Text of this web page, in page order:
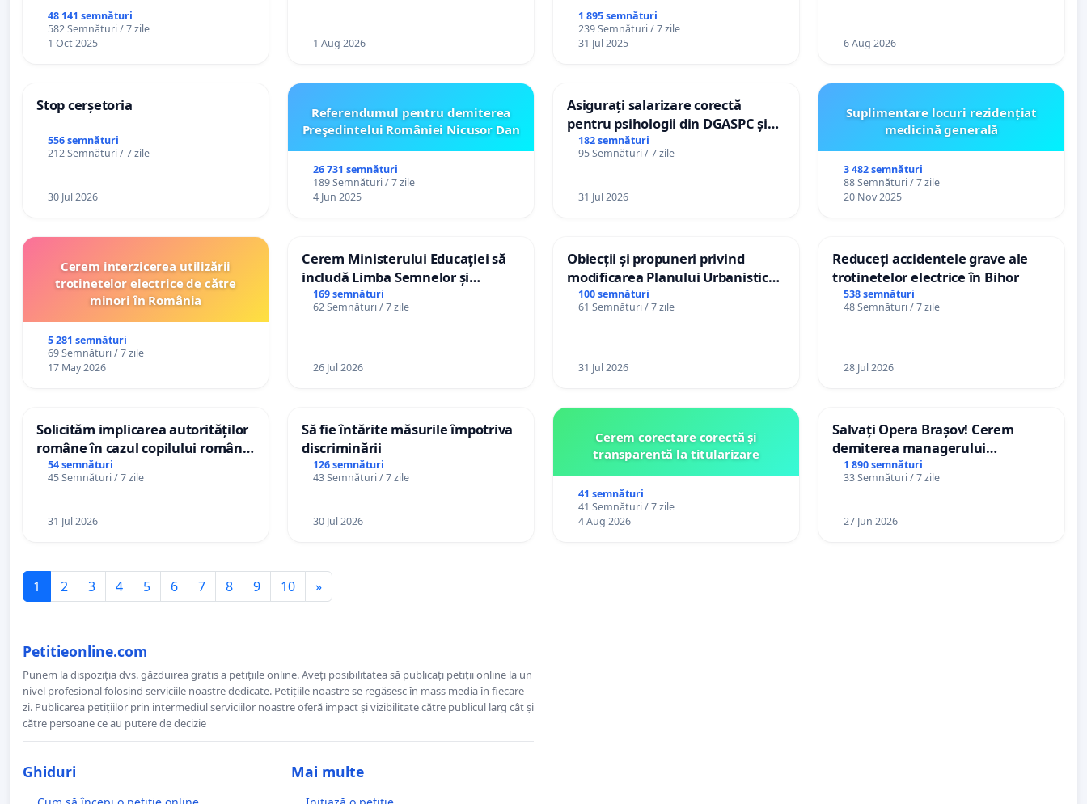
48 141 semnături
582 Semnături / 7 zile
1 Oct 2025
1 Aug 2026
1 895 semnături
239 Semnături / 7 zile
31 Jul 2025
6 Aug 2026
Stop cerșetoria
556 semnături
212 Semnături / 7 zile
30 Jul 2026
Referendumul pentru demiterea
Preşedintelui României Nicusor Dan
26 731 semnături
189 Semnături / 7 zile
4 Jun 2025
Asigurați salarizare corectă
pentru psihologii din DGASPC și
spitale
182 semnături
95 Semnături / 7 zile
31 Jul 2026
Suplimentare locuri rezidențiat
medicină generală
3 482 semnături
88 Semnături / 7 zile
20 Nov 2025
Cerem interzicerea utilizării
trotinetelor electrice de către
minori în România
5 281 semnături
69 Semnături / 7 zile
17 May 2026
Cerem Ministerului Educației să
includă Limba Semnelor și
alfabetul Braille în școlile din
Republica Moldova!
169 semnături
62 Semnături / 7 zile
26 Jul 2026
Obiecții și propuneri privind
modificarea Planului Urbanistic
General al orașului Ialoveni
100 semnături
61 Semnături / 7 zile
31 Jul 2026
Reduceți accidentele grave ale
trotinetelor electrice în Bihor
538 semnături
48 Semnături / 7 zile
28 Jul 2026
Solicităm implicarea autorităților
române în cazul copilului român
Wiliam Kristian Gheorghe, aflat în
plasament în Danemarca de 12
54 semnături
45 Semnături / 7 zile
31 Jul 2026
Să fie întărite măsurile împotriva
discriminării
126 semnături
43 Semnături / 7 zile
30 Jul 2026
Cerem corectare corectă și
transparentă la titularizare
41 semnături
41 Semnături / 7 zile
4 Aug 2026
Salvați Opera Brașov! Cerem
demiterea managerului
interimar, Petrean Lucian-Marius!
1 890 semnături
33 Semnături / 7 zile
27 Jun 2026
1 2 3 4 5 6 7 8 9 10 »
Petitieonline.com
Punem la dispoziția dvs. găzduirea gratis a petițiile online. Aveți posibilitatea să publicați petiții online la un
nivel profesional folosind serviciile noastre dedicate. Petițiile noastre se regăsesc în mass media în fiecare
zi. Publicarea petițiilor prin intermediul serviciilor noastre oferă impact și vizibilitate către publicul larg cât și
către persoane ce au putere de decizie
Ghiduri Mai multe